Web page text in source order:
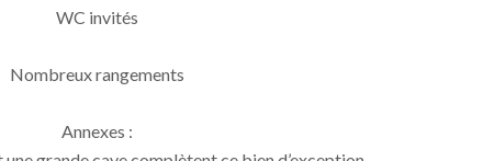
WC invités
Nombreux rangements
Annexes :